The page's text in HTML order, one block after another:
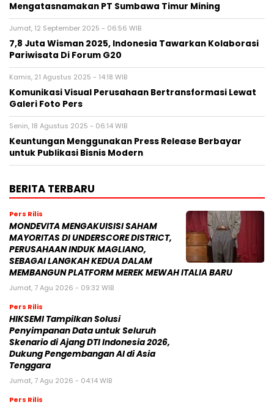
Mengatasnamakan PT Sumbawa Timur Mining
Jumat, 12 September 2025 - 06:56 WIB
7,8 Juta Wisman 2025, Indonesia Tawarkan Kolaborasi
Pariwisata Di Forum G20
Kamis, 21 Agustus 2025 - 14:18 WIB
Komunikasi Visual Perusahaan Bertransformasi Lewat
Galeri Foto Pers
Senin, 18 Agustus 2025 - 06:14 WIB
Keuntungan Menggunakan Press Release Berbayar
untuk Publikasi Bisnis Modern
BERITA TERBARU
Pers Rilis
MONDEVITA MENGAKUISISI SAHAM
MAYORITAS DI UNDERSCORE DISTRICT,
PERUSAHAAN INDUK MAGLIANO,
SEBAGAI LANGKAH KEDUA DALAM
MEMBANGUN PLATFORM MEREK MEWAH ITALIA BARU
Jumat, 7 Agu 2026 - 09:32 WIB
Pers Rilis
HIKSEMI Tampilkan Solusi
Penyimpanan Data untuk Seluruh
Skenario di Ajang DTI Indonesia 2026,
Dukung Pengembangan AI di Asia
Tenggara
Jumat, 7 Agu 2026 - 04:14 WIB
Pers Rilis